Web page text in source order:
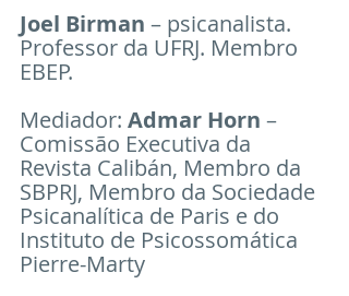
Joel Birman – psicanalista.
Professor da UFRJ. Membro
EBEP.
Mediador: Admar Horn –
Comissão Executiva da
Revista Calibán, Membro da
SBPRJ, Membro da Sociedade
Psicanalítica de Paris e do
Instituto de Psicossomática
Pierre-Marty